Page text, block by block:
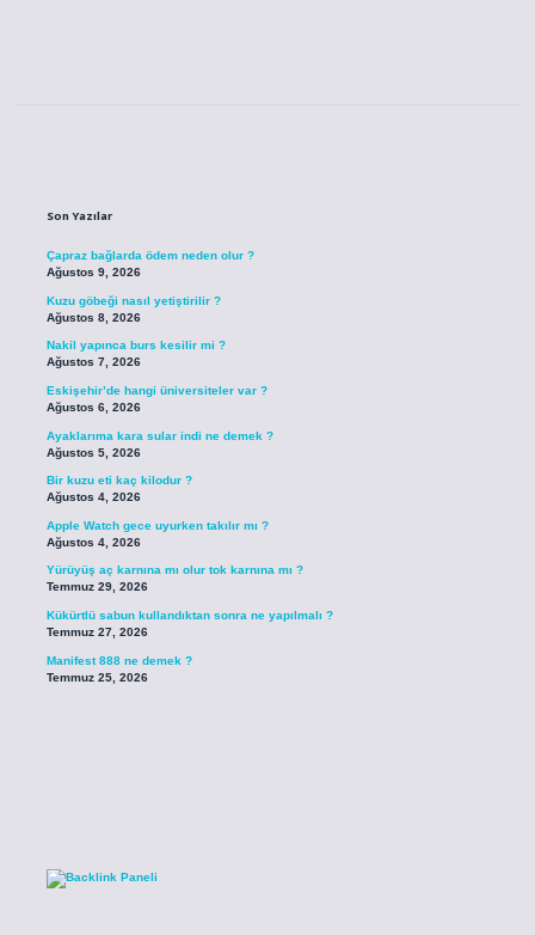
Son Yazılar
Çapraz bağlarda ödem neden olur ?
Ağustos 9, 2026
Kuzu göbeği nasıl yetiştirilir ?
Ağustos 8, 2026
Nakil yapınca burs kesilir mi ?
Ağustos 7, 2026
Eskişehir’de hangi üniversiteler var ?
Ağustos 6, 2026
Ayaklarıma kara sular indi ne demek ?
Ağustos 5, 2026
Bir kuzu eti kaç kilodur ?
Ağustos 4, 2026
Apple Watch gece uyurken takılır mı ?
Ağustos 4, 2026
Yürüyüş aç karnına mı olur tok karnına mı ?
Temmuz 29, 2026
Kükürtlü sabun kullandıktan sonra ne yapılmalı ?
Temmuz 27, 2026
Manifest 888 ne demek ?
Temmuz 25, 2026